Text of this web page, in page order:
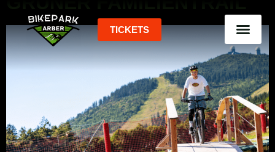
springen
TICKETS